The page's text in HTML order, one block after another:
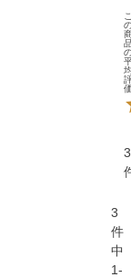
3
3
件
中
1-